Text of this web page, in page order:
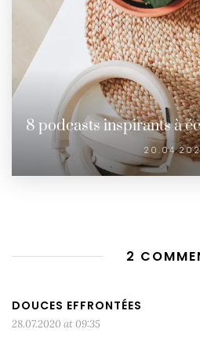
8 podcasts inspirants à
2
DOUCES EFFRONTÉES
28.07.2020 at 09:35